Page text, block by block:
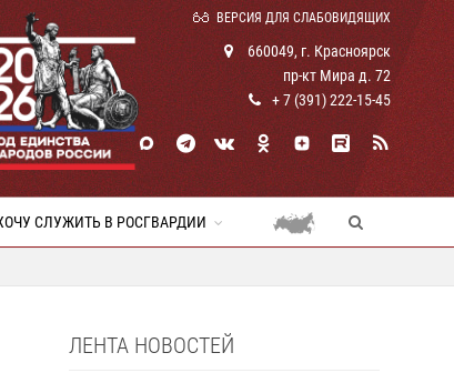
ВЕРСИЯ ДЛЯ СЛАБОВИДЯЩИХ
660049, г. Красноярск
пр-кт Мира д. 72
+ 7 (391) 222-15-45
СЛУЖИТЬ В РОСГВАРДИИ
ЛЕНТА НОВОСТЕЙ